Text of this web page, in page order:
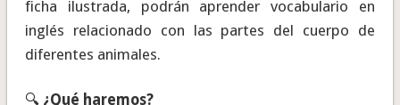
ficha ilustrada, podrán aprender vocabulario en
inglés relacionado con las partes del cuerpo de
diferentes animales.
🔍 ¿Qué haremos?